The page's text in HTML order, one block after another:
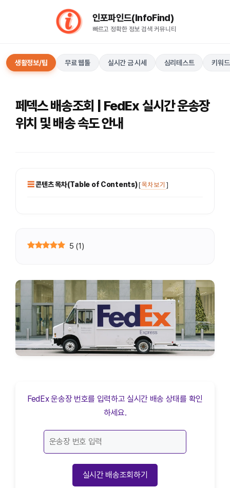
인포파인드(InfoFind)​​​​
빠르고 정확한 정보 검색 커뮤니티
생활정보/팁 무료 웹툴 실시간 금 시세 심리테스트 키워
페덱스 배송조회 | FedEx 실시간 운송장
위치 및 배송 속도 안내
콘텐츠 목차(Table of Contents)[목차 보기 ]
5 (1)
FedEx 운송장 번호를 입력하고 실시간 배송 상태를 확인
하세요.
실시간 배송조회하기